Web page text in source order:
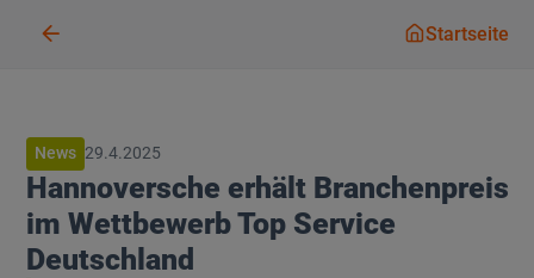
Startseite
News 29.4.2025
Hannoversche erhält Branchenpreis
im Wettbewerb Top Service
Deutschland